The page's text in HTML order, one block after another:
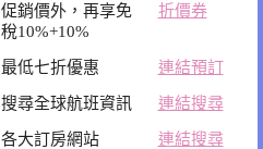
促銷價外，再享免
稅10%+10%
折價券
最低七折優惠 連結預訂
搜尋全球航班資訊 連結搜尋
各大訂房網站
連結搜尋